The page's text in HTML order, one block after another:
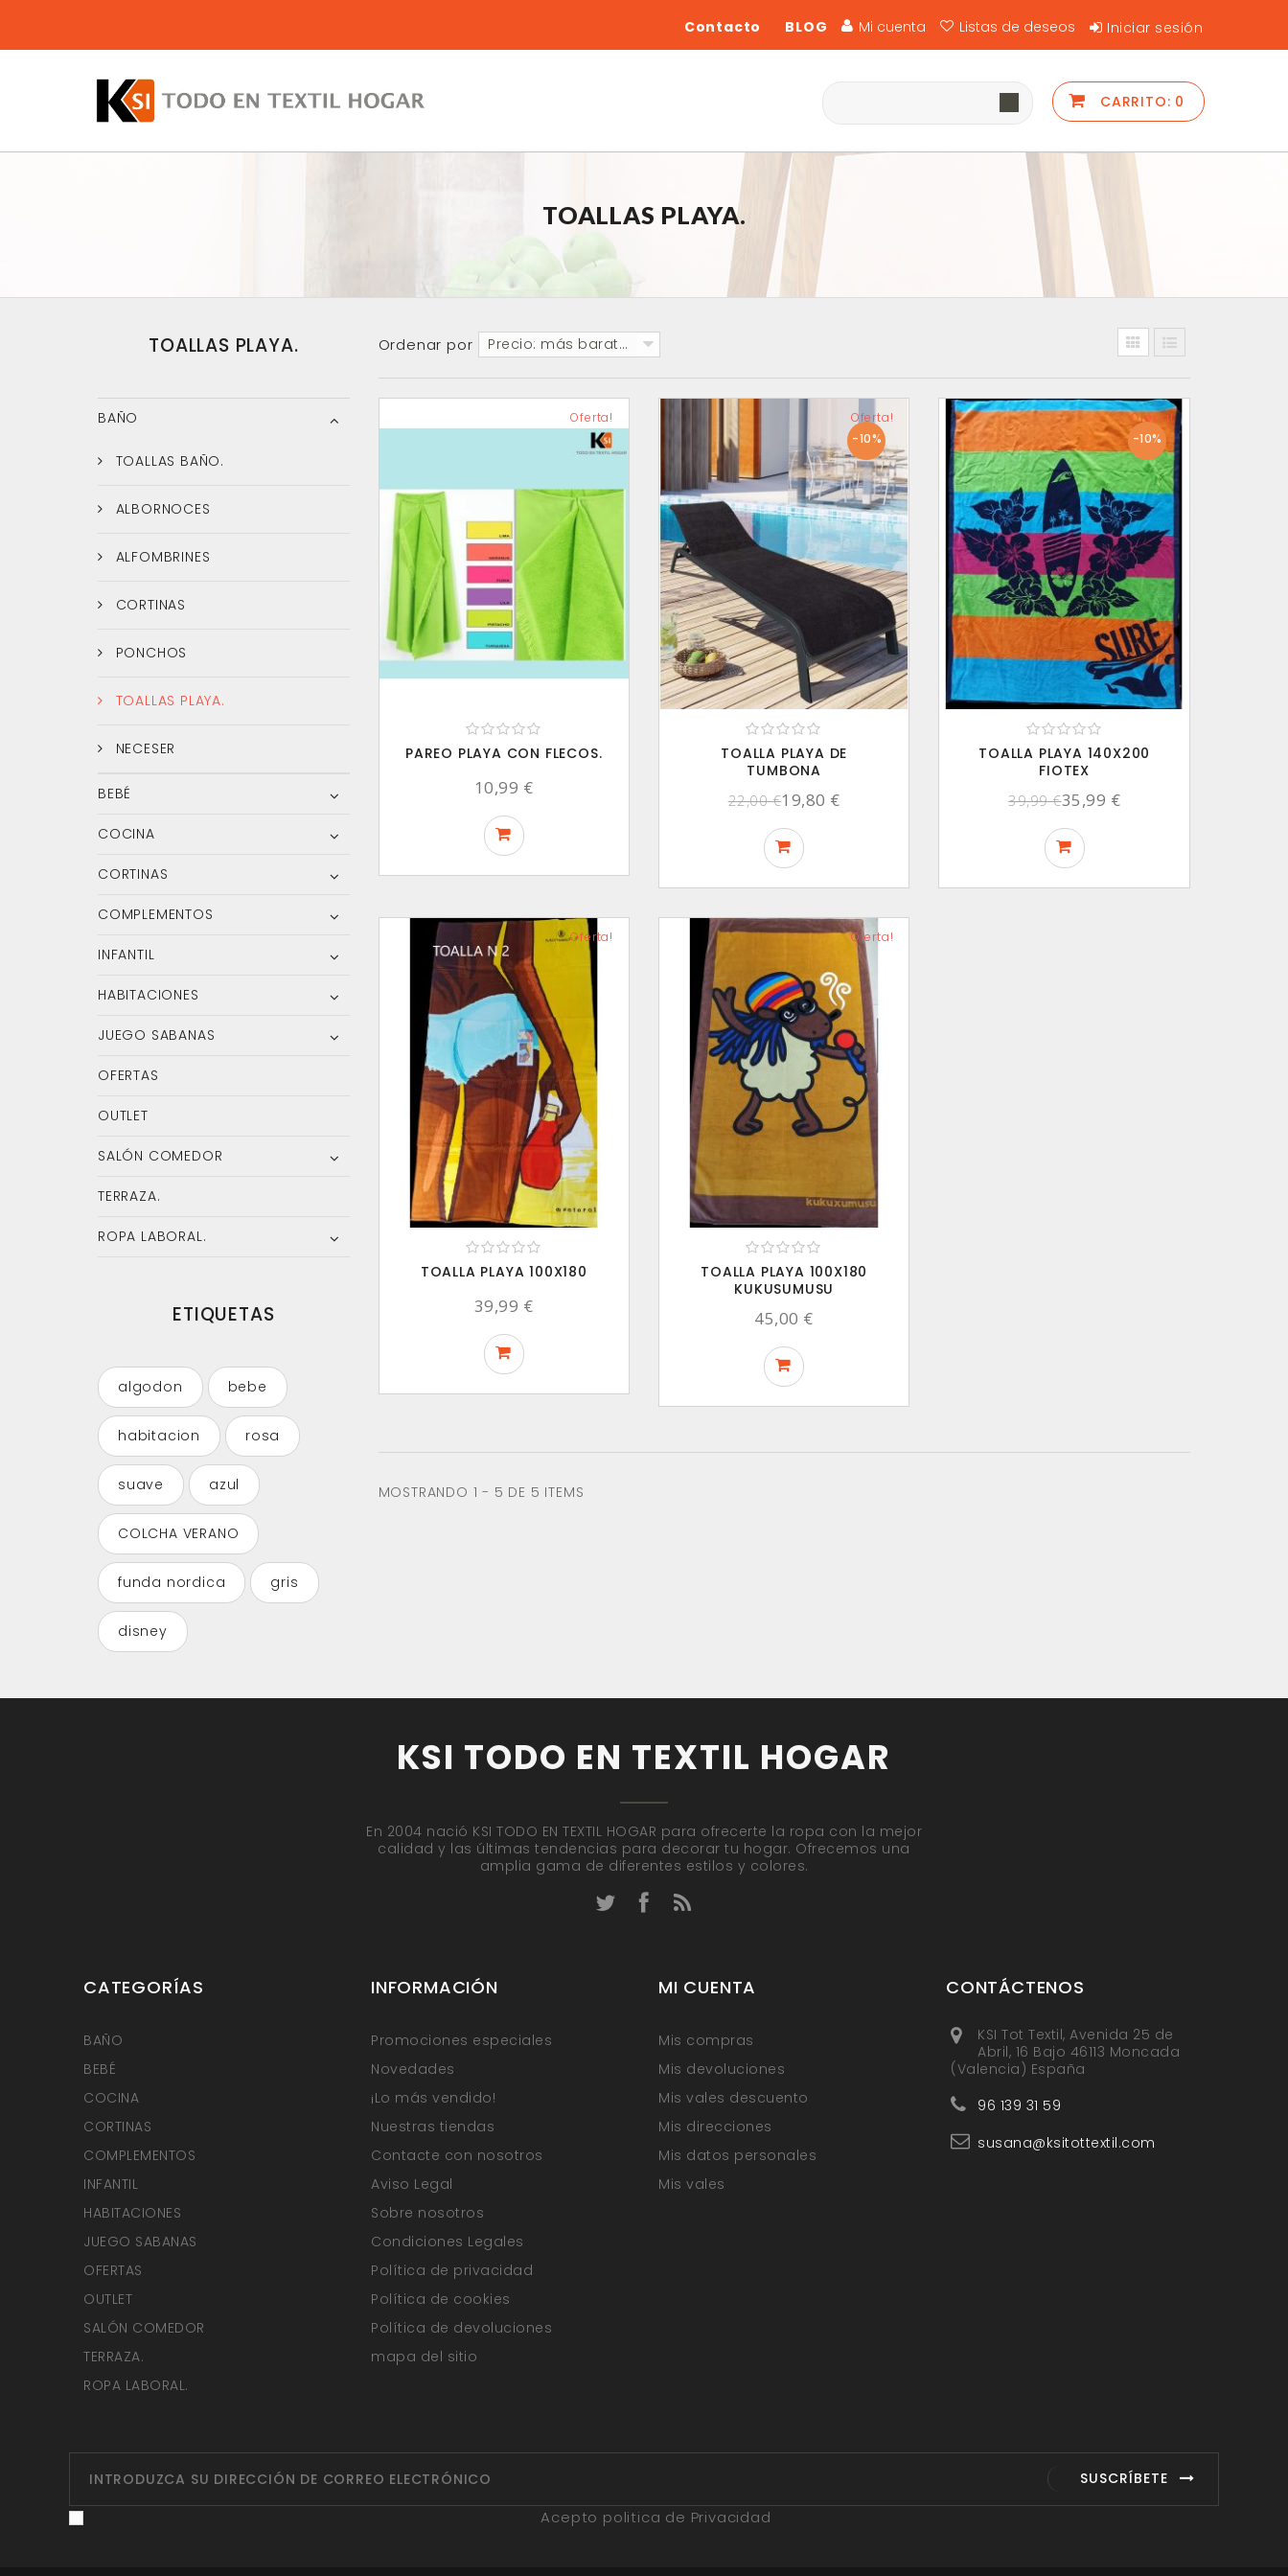
Iniciar sesión
Mi cuenta Listas de deseos
BLOG
Contacto
CARRITO: 0
TOALLAS PLAYA.
TOALLAS PLAYA.
BAÑO
TOALLAS BAÑO.
ALBORNOCES
ALFOMBRINES
CORTINAS
PONCHOS
TOALLAS PLAYA.
NECESER
BEBÉ
COCINA
CORTINAS
COMPLEMENTOS
INFANTIL
HABITACIONES
JUEGO SABANAS
OFERTAS
OUTLET
SALÓN COMEDOR
TERRAZA.
ROPA LABORAL.
ETIQUETAS
algodon bebe
habitacion rosa
suave azul
COLCHA VERANO
funda nordica gris
disney
Ordenar por Precio: más baratos primero
Oferta!
PAREO PLAYA CON FLECOS.
10,99 €
-10%
Oferta!
TOALLA PLAYA DE
TUMBONA
22,00 €19,80 €
-10%
Oferta!
TOALLA PLAYA 140X200
FIOTEX
39,99 €35,99 €
Oferta!
TOALLA PLAYA 100X180
39,99 €
Oferta!
TOALLA PLAYA 100X180
KUKUSUMUSU
45,00 €
MOSTRANDO 1 - 5 DE 5 ITEMS
KSI TODO EN TEXTIL HOGAR
En 2004 nació KSI TODO EN TEXTIL HOGAR para ofrecerte la ropa con la mejor
calidad y las últimas tendencias para decorar tu hogar. Ofrecemos una
amplia gama de diferentes estilos y colores.
CATEGORÍAS
BAÑO
BEBÉ
COCINA
CORTINAS
COMPLEMENTOS
INFANTIL
HABITACIONES
JUEGO SABANAS
OFERTAS
OUTLET
SALÓN COMEDOR
TERRAZA.
ROPA LABORAL.
INFORMACIÓN
Promociones especiales
Novedades
¡Lo más vendido!
Nuestras tiendas
Contacte con nosotros
Aviso Legal
Sobre nosotros
Condiciones Legales
Política de privacidad
Política de cookies
Política de devoluciones
mapa del sitio
MI CUENTA
Mis compras
Mis devoluciones
Mis vales descuento
Mis direcciones
Mis datos personales
Mis vales
CONTÁCTENOS
KSI Tot Textil, Avenida 25 de
Abril, 16 Bajo 46113 Moncada
(Valencia) España
96 139 31 59
susana@ksitottextil.com
SUSCRÍBETE
Acepto politica de Privacidad